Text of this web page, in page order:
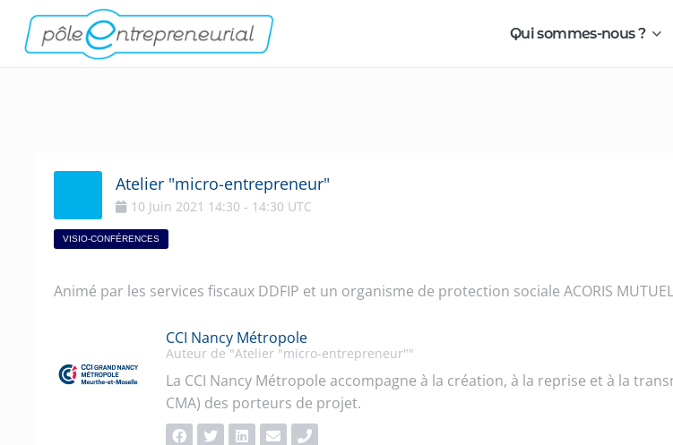
Qui sommes-nous ?
Atelier "micro-entrepreneur"
10 Juin 2021 14:30 - 14:30 UTC
VISIO-CONFÉRENCES
Animé par les services fiscaux DDFIP et un organisme de protection sociale ACORIS
CCI Nancy Métropole
Auteur de "Atelier "micro-entrepreneur""
La CCI Nancy Métropole accompagne à la création, à la reprise et à la
CMA) des porteurs de projet.